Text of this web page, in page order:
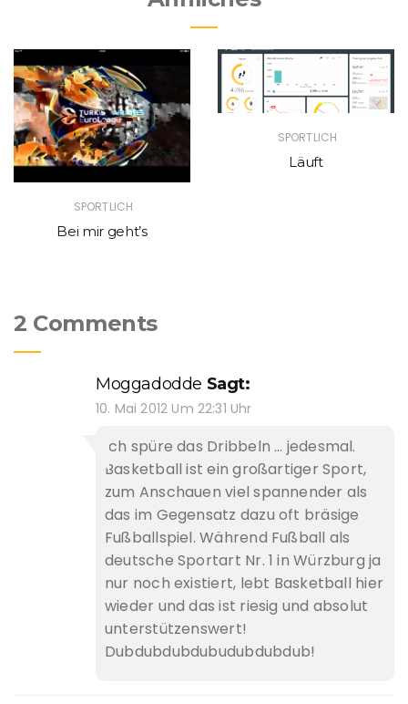
SPORTLICH
Bei mir geht’s
SPORTLICH
Läuft
2 Comments
Moggadodde Sagt:
10. Mai 2012 Um 22:31 Uhr
Ich spüre das Dribbeln … jedesmal.
Basketball ist ein großartiger Sport,
zum Anschauen viel spannender als
das im Gegensatz dazu oft bräsige
Fußballspiel. Während Fußball als
deutsche Sportart Nr. 1 in Würzburg ja
nur noch existiert, lebt Basketball hier
wieder und das ist riesig und absolut
unterstützenswert!
Dubdubdubdubudubdubdub!